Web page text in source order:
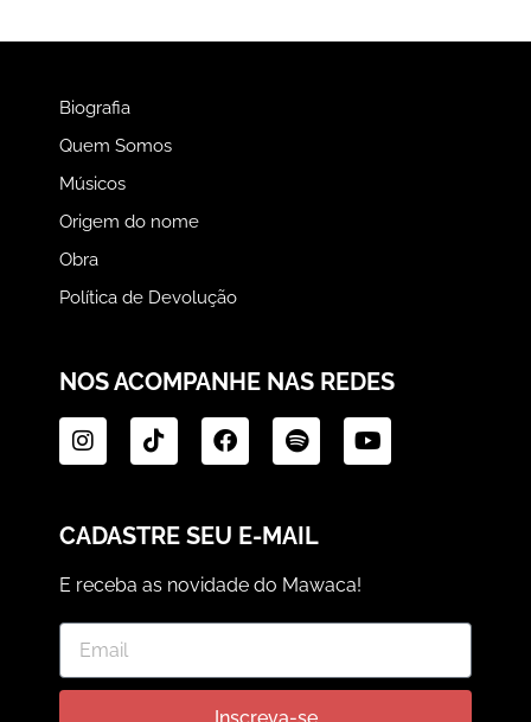
Biografia
Quem Somos
Músicos
Origem do nome
Obra
Política de Devolução
NOS ACOMPANHE NAS REDES
CADASTRE SEU E-MAIL
E receba as novidade do Mawaca!